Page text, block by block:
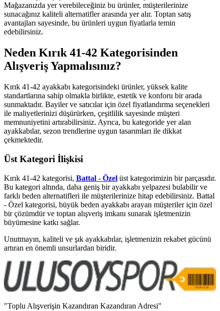
Mağazanızda yer verebileceğiniz bu ürünler, müşterilerinize
sunacağınız kaliteli alternatifler arasında yer alır. Toptan satış
avantajları sayesinde, bu ürünleri uygun fiyatlarla temin
edebilirsiniz.
Neden Kırık 41-42 Kategorisinden
Alışveriş Yapmalısınız?
Kırık 41-42 ayakkabı kategorisindeki ürünler, yüksek kalite
standartlarına sahip olmakla birlikte, estetik ve konforu bir arada
sunmaktadır. Bayiler ve satıcılar için özel fiyatlandırma seçenekleri
ile maliyetlerinizi düşürürken, çeşitlilik sayesinde müşteri
memnuniyetini artırabilirsiniz. Ayrıca, bu kategoride yer alan
ayakkabılar, sezon trendlerine uygun tasarımları ile dikkat
çekmektedir.
Üst Kategori İlişkisi
Kırık 41-42 kategorisi, Battal - Özel üst kategorimizin bir parçasıdır.
Bu kategori altında, daha geniş bir ayakkabı yelpazesi bulabilir ve
farklı beden alternatifleri ile müşterilerinize hitap edebilirsiniz. Battal
- Özel kategorisi, büyük beden ayakkabı arayan müşteriler için özel
bir çözümdür ve toptan alışveriş imkanı sunarak işletmenizin
büyümesine katkı sağlar.
Unutmayın, kaliteli ve şık ayakkabılar, işletmenizin rekabet gücünü
artıran en önemli unsurlardan biridir.
"Toplu Alışverişin Kazandıran Kazandıran Adresi"